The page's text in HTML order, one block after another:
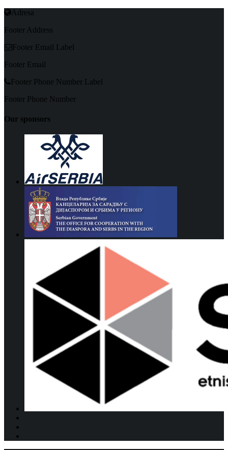
Adresa
Footer Address
Footer Email Label
Footer Email
Footer Phone Number Label
Footer Phone Number
Our sponsors